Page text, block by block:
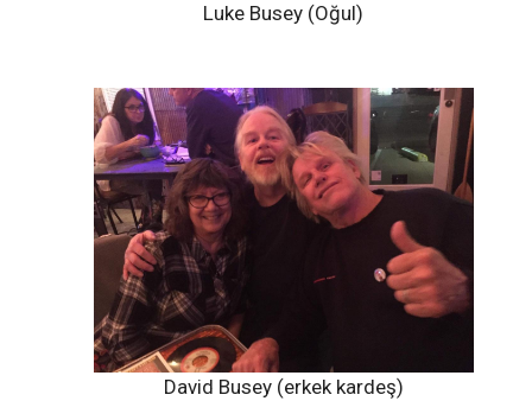
Luke Busey (Oğul)
David Busey (erkek kardeş)